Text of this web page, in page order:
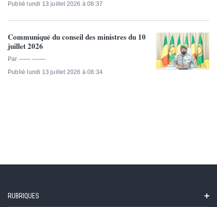
Publié lundi 13 juillet 2026 à 08:37
Communiqué du conseil des ministres du 10
juillet 2026
Par —— ——-
Publié lundi 13 juillet 2026 à 08:34
RUBRIQUES